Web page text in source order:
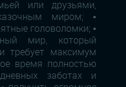
или друзьями,
миром; •
головоломки; •
мир, который
требует максимум
время полностью
заботах и